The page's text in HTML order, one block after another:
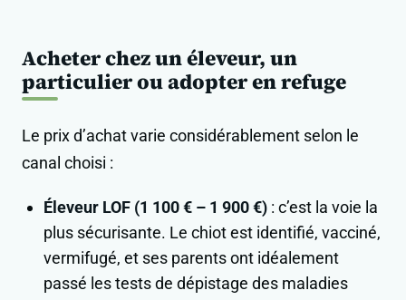
Acheter chez un éleveur, un
particulier ou adopter en refuge
Le prix d’achat varie considérablement selon le
canal choisi :
Éleveur LOF (1 100 € – 1 900 €) : c’est la voie la
plus sécurisante. Le chiot est identifié, vacciné,
vermifugé, et ses parents ont idéalement
passé les tests de dépistage des maladies